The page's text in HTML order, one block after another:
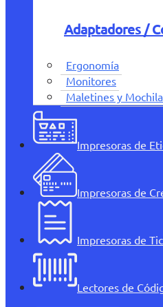
Adaptadores /
Ergonomía
Monitores
Maletines y
Impresoras de
Impresoras de
Impresoras de
Lectores de